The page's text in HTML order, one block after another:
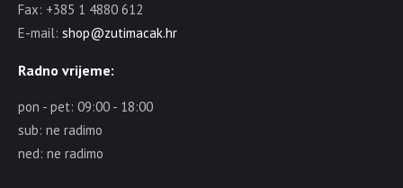
Fax: +385 1 4880 612
E-mail: shop@zutimacak.hr
Radno vrijeme:
pon - pet: 09:00 - 18:00
sub: ne radimo
ned: ne radimo